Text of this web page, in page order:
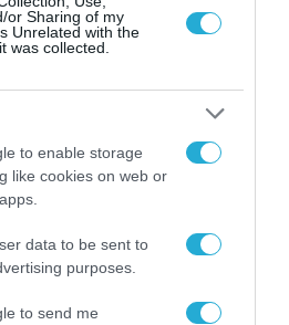
or Sharing of my
Unrelated with the
was collected.
to enable storage
like cookies on web or
data to be sent to
purposes.
to send me
ο
– Πρώτη
Νοημοσύνης